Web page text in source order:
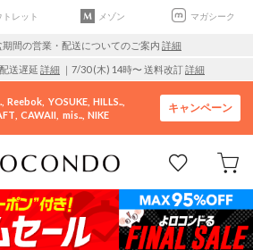
トレット メゾン マガシーク
期間の営業・配送についてのご案内 詳細
送遅延 詳細 ｜7/30 (木) 14時〜 送料改訂詳細
Reebok YOSUKE HILLS..
CAWAII mis.. NIKE
キャンペーン